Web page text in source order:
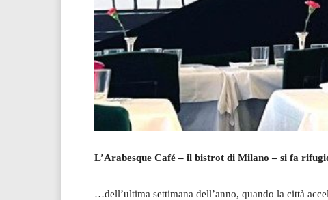
L’Arabesque Café – il bistrot di Milano – si fa
…dell’ultima settimana dell’anno, quando la città